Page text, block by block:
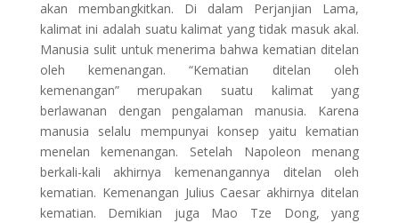
akan membangkitkan. Di dalam Perjanjian Lama,
kalimat ini adalah suatu kalimat yang tidak masuk akal.
Manusia sulit untuk menerima bahwa kematian ditelan
oleh kemenangan. “Kematian ditelan oleh
kemenangan” merupakan suatu kalimat yang
berlawanan dengan pengalaman manusia. Karena
manusia selalu mempunyai konsep yaitu kematian
menelan kemenangan. Setelah Napoleon menang
berkali-kali akhirnya kemenangannya ditelan oleh
kematian. Kemenangan Julius Caesar akhirnya ditelan
kematian. Demikian juga Mao Tze Dong, yang